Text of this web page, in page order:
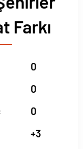
Farkı
0
0
0
+3